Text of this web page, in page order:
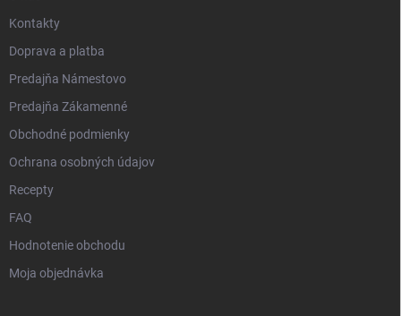
Kontakty
Doprava a platba
Predajňa Námestovo
Predajňa Zákamenné
Obchodné podmienky
Ochrana osobných údajov
Recepty
FAQ
Hodnotenie obchodu
Moja objednávka